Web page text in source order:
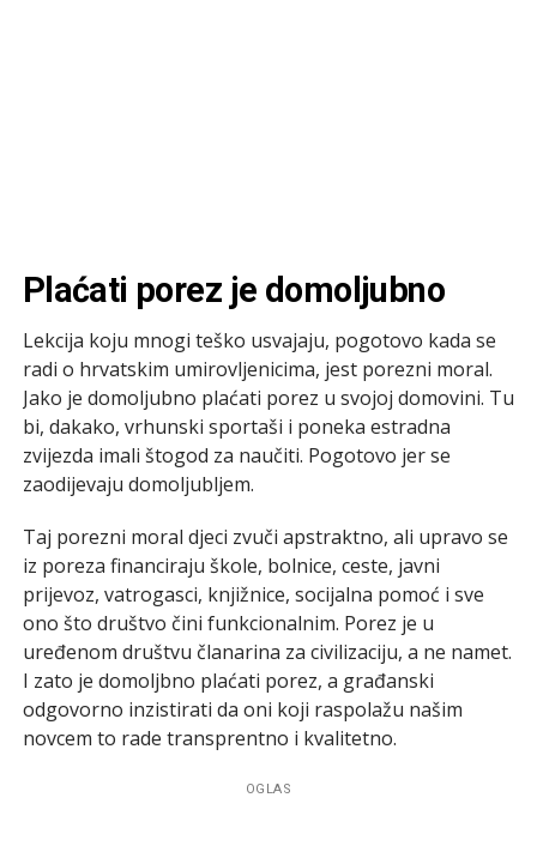
Plaćati porez je domoljubno
Lekcija koju mnogi teško usvajaju, pogotovo kada se
radi o hrvatskim umirovljenicima, jest porezni moral.
Jako je domoljubno plaćati porez u svojoj domovini. Tu
bi, dakako, vrhunski sportaši i poneka estradna
zvijezda imali štogod za naučiti. Pogotovo jer se
zaodijevaju domoljubljem.
Taj porezni moral djeci zvuči apstraktno, ali upravo se
iz poreza financiraju škole, bolnice, ceste, javni
prijevoz, vatrogasci, knjižnice, socijalna pomoć i sve
ono što društvo čini funkcionalnim. Porez je u
uređenom društvu članarina za civilizaciju, a ne namet.
I zato je domoljbno plaćati porez, a građanski
odgovorno inzistirati da oni koji raspolažu našim
novcem to rade transprentno i kvalitetno.
OGLAS